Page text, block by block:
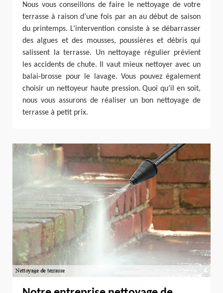
Nous vous conseillons de faire le nettoyage de votre
terrasse à raison d’une fois par an au début de saison
du printemps. L’intervention consiste à se débarrasser
des algues et des mousses, poussières et débris qui
salissent la terrasse. Un nettoyage régulier prévient
les accidents de chute. Il vaut mieux nettoyer avec un
balai-brosse pour le lavage. Vous pouvez également
choisir un nettoyeur haute pression. Quoi qu’il en soit,
nous vous assurons de réaliser un bon nettoyage de
terrasse à petit prix.